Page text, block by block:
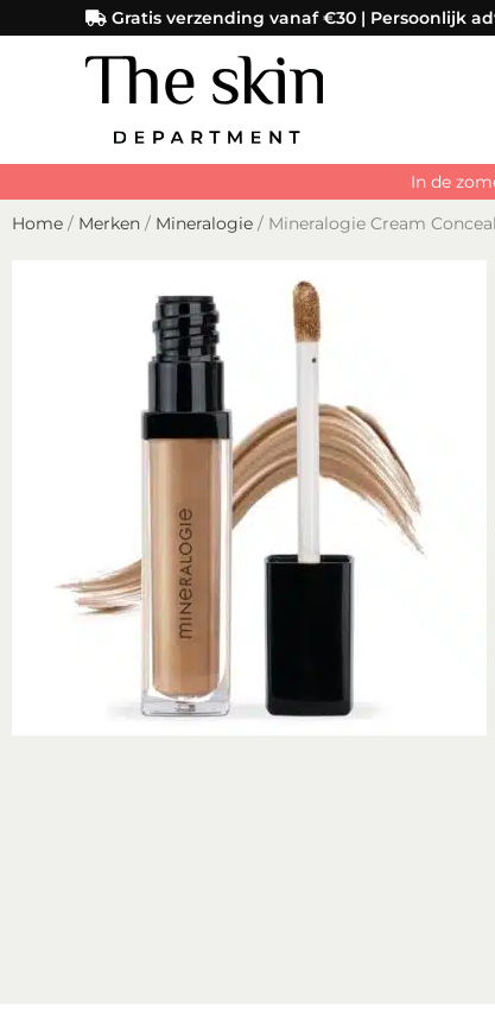
naar
Gratis verzending vanaf €30 | Persoonlijk
In de
Home / Merken / Mineralogie / Mineralogie Cream